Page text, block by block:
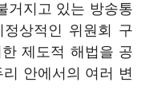
거지고 있는 방송통
상적인 위원회 구
제도적 해법을 공
안에서의 여러 변